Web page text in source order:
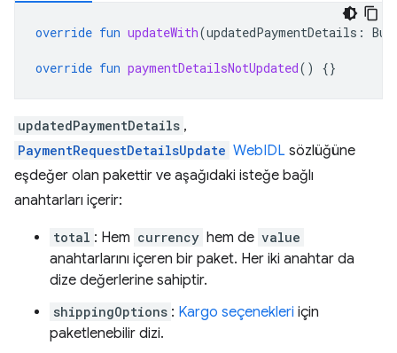
override fun updateWith(updatedPaymentDetails :
override fun paymentDetailsNotUpdated() {}
updatedPaymentDetails ,
PaymentRequestDetailsUpdate WebIDL sözlüğüne
eşdeğer olan pakettir ve aşağıdaki isteğe bağlı
anahtarları içerir:
total : Hem currency hem de value
anahtarlarını içeren bir paket. Her iki anahtar da
dize değerlerine sahiptir.
shippingOptions : Kargo seçenekleri için
paketlenebilir dizi.